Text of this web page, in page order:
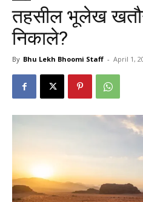
तहसील भूलेख
निकाले?
By Bhu Lekh Bhoomi Staff - April 1,